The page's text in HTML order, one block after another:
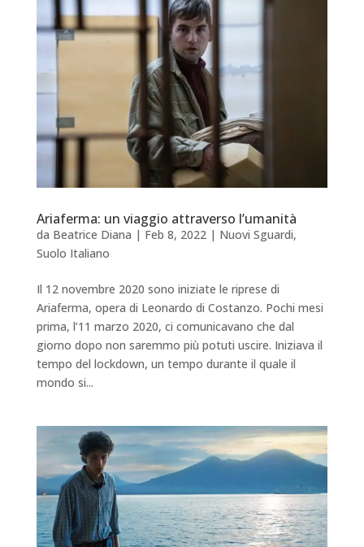
Ariaferma: un viaggio attraverso l’umanità
da Beatrice Diana | Feb 8, 2022| Nuovi Sguardi,
Suolo Italiano
Il 12 novembre 2020 sono iniziate le riprese di
Ariaferma, opera di Leonardo di Costanzo. Pochi mesi
prima, l’11 marzo 2020, ci comunicavano che dal
giorno dopo non saremmo più potuti uscire. Iniziava il
tempo del lockdown, un tempo durante il quale il
mondo si...